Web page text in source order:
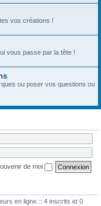
vos créations !
vous passe par la tête !
ou poser vos questions ou
de moi
en ligne :: 4 inscrits et 0